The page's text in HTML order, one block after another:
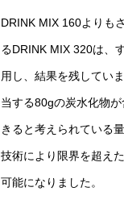
DRINK MIX 160よりも
るDRINK MIX 320は、
用し、結果を残してい
当する80gの炭水化物
きると考えられている
技術により限界を超え
可能になりました。